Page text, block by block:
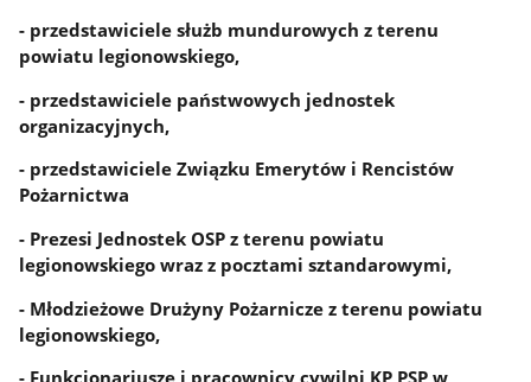
- przedstawiciele służb mundurowych z terenu
powiatu legionowskiego,
- przedstawiciele państwowych jednostek
organizacyjnych,
- przedstawiciele Związku Emerytów i Rencistów
Pożarnictwa
- Prezesi Jednostek OSP z terenu powiatu
legionowskiego wraz z pocztami sztandarowymi,
- Młodzieżowe Drużyny Pożarnicze z terenu powiatu
legionowskiego,